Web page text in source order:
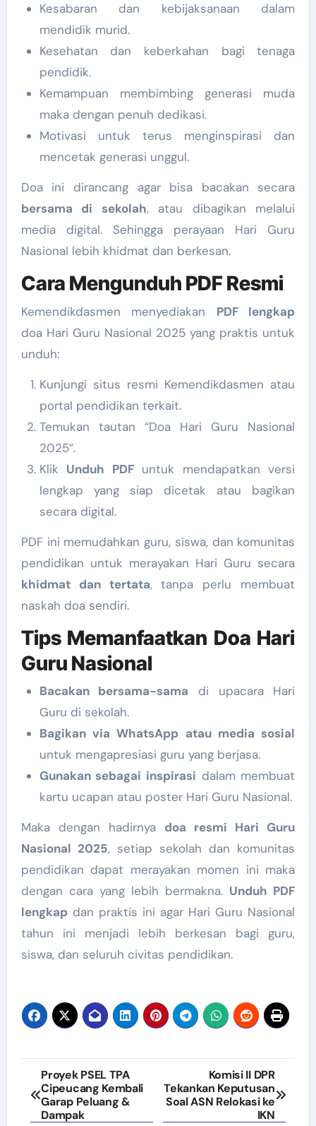
Kesabaran dan kebijaksanaan dalam
mendidik murid.
Kesehatan dan keberkahan bagi tenaga
pendidik.
Kemampuan membimbing generasi muda
maka dengan penuh dedikasi.
Motivasi untuk terus menginspirasi dan
mencetak generasi unggul.
Doa ini dirancang agar bisa bacakan secara
bersama di sekolah, atau dibagikan melalui
media digital. Sehingga perayaan Hari Guru
Nasional lebih khidmat dan berkesan.
Cara Mengunduh PDF Resmi
Kemendikdasmen menyediakan PDF lengkap
doa Hari Guru Nasional 2025 yang praktis untuk
unduh:
Kunjungi situs resmi Kemendikdasmen atau
portal pendidikan terkait.
Temukan tautan “Doa Hari Guru Nasional
2025”.
Klik Unduh PDFuntuk mendapatkan versi
lengkap yang siap dicetak atau bagikan
secara digital.
PDF ini memudahkan guru, siswa, dan komunitas
pendidikan untuk merayakan Hari Guru secara
khidmat dan tertata, tanpa perlu membuat
naskah doa sendiri.
Tips Memanfaatkan Doa Hari
Guru Nasional
Bacakan bersama-sama di upacara Hari
Guru di sekolah.
Bagikan via WhatsApp atau media sosial
untuk mengapresiasi guru yang berjasa.
Gunakan sebagai inspirasi dalam membuat
kartu ucapan atau poster Hari Guru Nasional.
Maka dengan hadirnya doa resmi Hari Guru
Nasional 2025, setiap sekolah dan komunitas
pendidikan dapat merayakan momen ini maka
dengan cara yang lebih bermakna. Unduh PDF
lengkapdan praktis ini agar Hari Guru Nasional
tahun ini menjadi lebih berkesan bagi guru,
siswa, dan seluruh civitas pendidikan.
Navigasi
pos
Proyek PSEL TPA
Cipeucang Kembali
Garap Peluang &
Dampak
Komisi II DPR
Tekankan Keputusan
Soal ASN Relokasi ke
IKN